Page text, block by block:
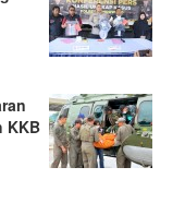
KKB